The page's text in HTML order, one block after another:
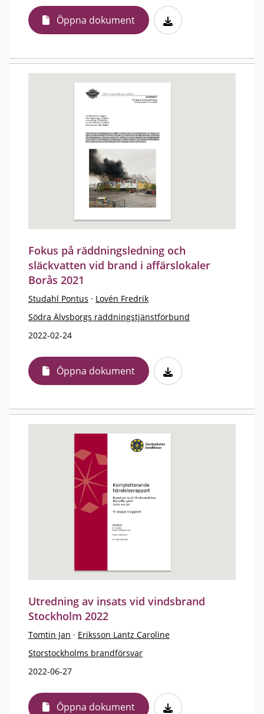
Öppna dokument
Fokus på räddningsledning och
släckvatten vid brand i affärslokaler
Borås 2021
Studahl Pontus · Lovén Fredrik
Södra Älvsborgs räddningstjänstförbund
2022-02-24
Öppna dokument
Utredning av insats vid vindsbrand
Stockholm 2022
Tomtin Jan · Eriksson Lantz Caroline
Storstockholms brandförsvar
2022-06-27
Öppna dokument